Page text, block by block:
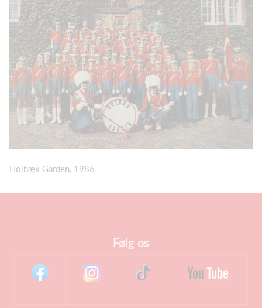
Holbæk Garden, 1986
Følg os